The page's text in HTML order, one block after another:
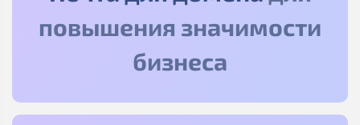
повышения значимости
бизнеса